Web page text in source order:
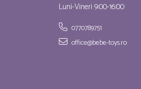
Luni-Vineri 9:00-16:00
0770789751
office@bebe-toys.ro